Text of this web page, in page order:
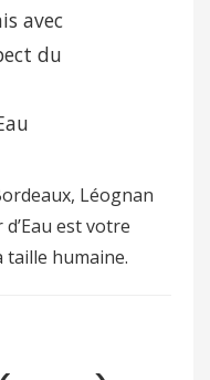
avec
du
Léognan
est votre
taille humaine.